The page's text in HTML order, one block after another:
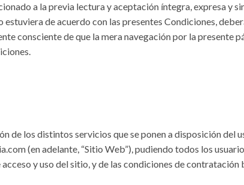
a la previa lectura y aceptación íntegra, expresa y
estuviera de acuerdo con las presentes Condiciones,
consciente de que la mera navegación por la presente
de los distintos servicios que se ponen a disposición del
(en adelante, “Sitio Web”), pudiendo todos los
y uso del sitio, y de las condiciones de contratación